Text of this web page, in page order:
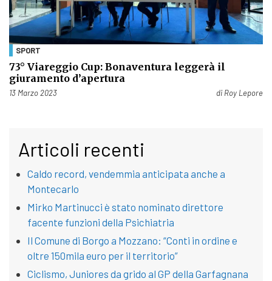
SPORT
73° Viareggio Cup: Bonaventura leggerà il
giuramento d’apertura
Pubblicato il
13 Marzo 2023 di Roy Lepore
Articoli recenti
Caldo record, vendemmia anticipata anche a
Montecarlo
Mirko Martinucci è stato nominato direttore
facente funzioni della Psichiatria
Il Comune di Borgo a Mozzano: “Conti in ordine e
oltre 150mila euro per il territorio”
Ciclismo, Juniores da grido al GP della Garfagnana